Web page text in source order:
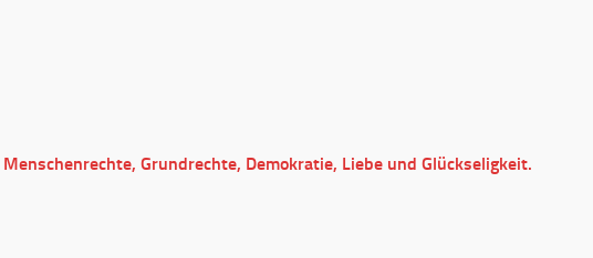
Grundrechte, Demokratie, Liebe und Glückseligkeit.